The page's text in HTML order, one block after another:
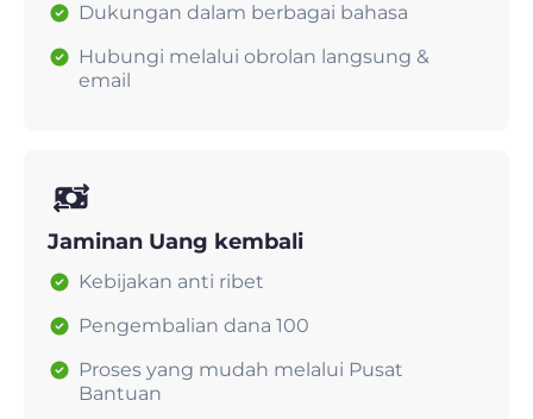
Dukungan dalam berbagai bahasa
Hubungi melalui obrolan langsung &
email
Jaminan Uang kembali
Kebijakan anti ribet
Pengembalian dana 100
Proses yang mudah melalui Pusat
Bantuan